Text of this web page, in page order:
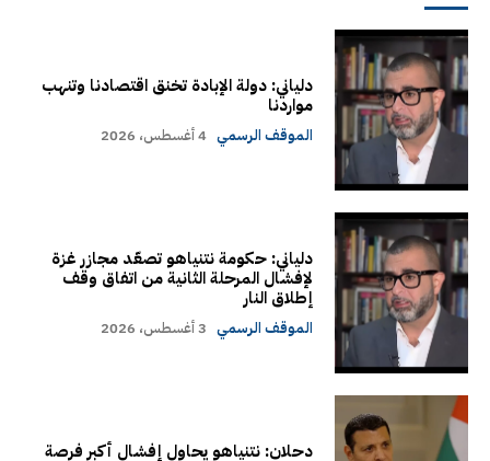
دلياني: دولة الإبادة تخنق اقتصادنا وتنهب
مواردنا
الموقف الرسمي 4 أغسطس، 2026
دلياني: حكومة نتنياهو تصعّد مجازر غزة
لإفشال المرحلة الثانية من اتفاق وقف
إطلاق النار
الموقف الرسمي 3 أغسطس، 2026
دحلان: نتنياهو يحاول إفشال أكبر فرصة